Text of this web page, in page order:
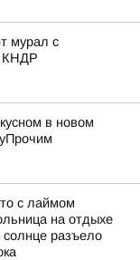
мурал с
КНДР
в новом
с лаймом
на отдыхе
разъело